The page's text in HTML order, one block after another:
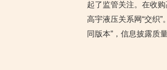
起了监管关注。在收
高宇液压关系网“交织
同版本”，信息披露质